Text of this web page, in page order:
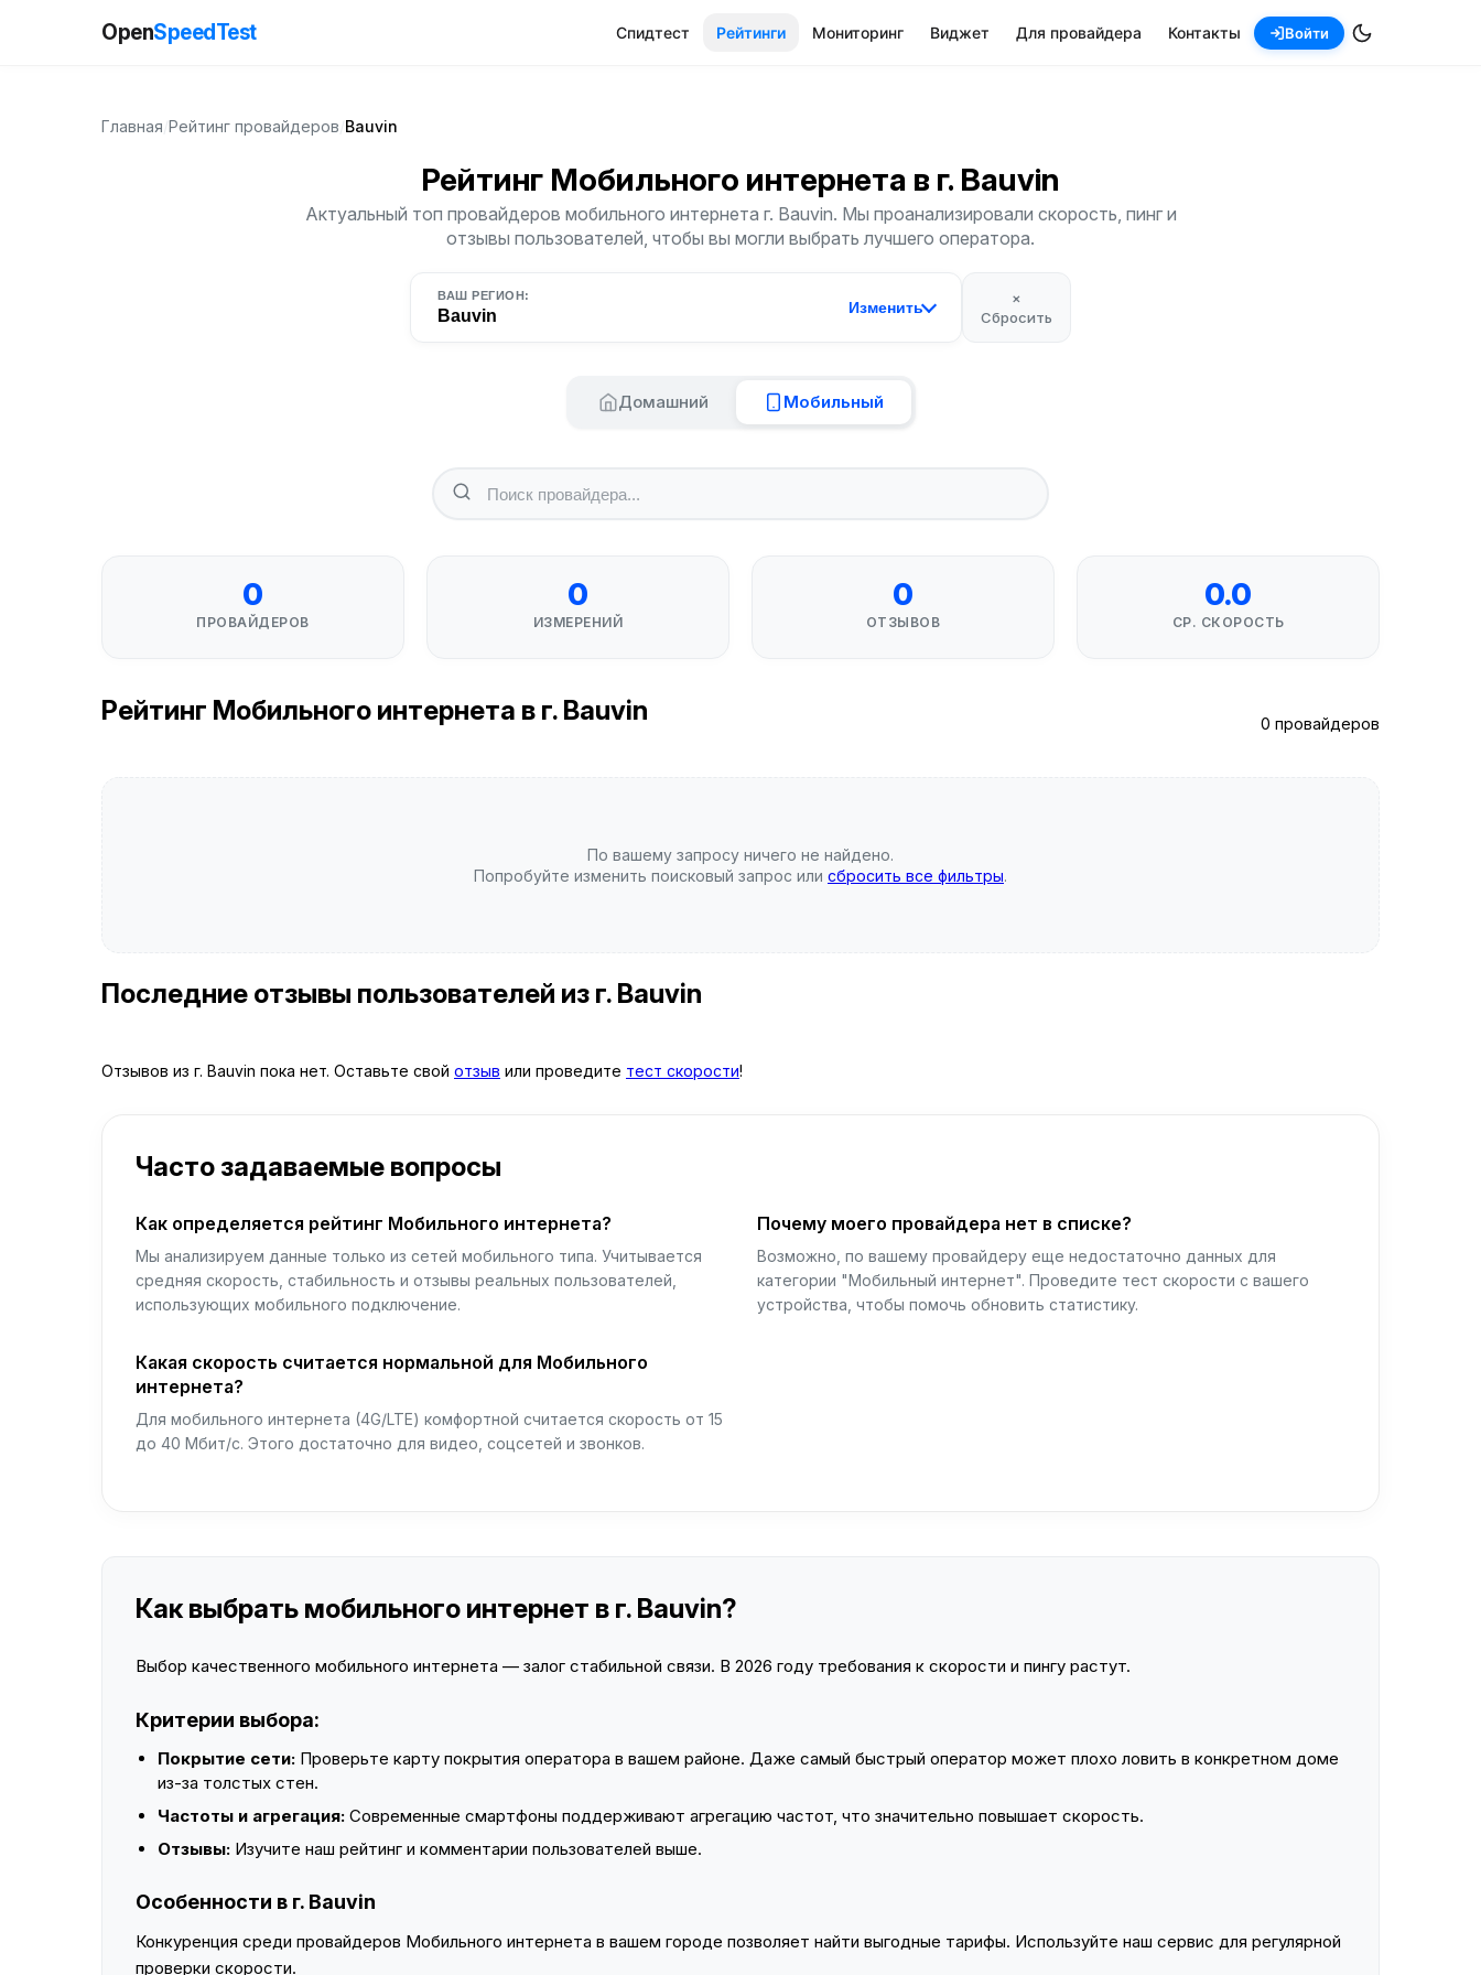
OpenSpeedTest Спидтест Рейтинги Мониторинг Виджет Для провайдера Контакты Войти
Главная Рейтинг провайдеров Bauvin
Рейтинг Мобильного интернета в г. Bauvin
Актуальный топ провайдеров мобильного интернета г. Bauvin. Мы проанализировали скорость, пинг и
отзывы пользователей, чтобы вы могли выбрать лучшего оператора.
ВАШ РЕГИОН:
Bauvin Изменить
×
Сбросить
Домашний Мобильный
0
ПРОВАЙДЕРОВ
0
ИЗМЕРЕНИЙ
0
ОТЗЫВОВ
0.0
СР. СКОРОСТЬ
Рейтинг Мобильного интернета в г. Bauvin 0 провайдеров
По вашему запросу ничего не найдено.
Попробуйте изменить поисковый запрос или сбросить все фильтры.
Последние отзывы пользователей из г. Bauvin
Отзывов из г. Bauvin пока нет. Оставьте свой отзыв или проведите тест скорости!
Часто задаваемые вопросы
Как определяется рейтинг Мобильного интернета?
Мы анализируем данные только из сетей мобильного типа. Учитывается
средняя скорость, стабильность и отзывы реальных пользователей,
использующих мобильного подключение.
Почему моего провайдера нет в списке?
Возможно, по вашему провайдеру еще недостаточно данных для
категории "Мобильный интернет". Проведите тест скорости с вашего
устройства, чтобы помочь обновить статистику.
Какая скорость считается нормальной для Мобильного
интернета?
Для мобильного интернета (4G/LTE) комфортной считается скорость от 15
до 40 Мбит/с. Этого достаточно для видео, соцсетей и звонков.
Как выбрать мобильного интернет в г. Bauvin?
Выбор качественного мобильного интернета — залог стабильной связи. В 2026 году требования к скорости и пингу растут.
Критерии выбора:
Покрытие сети: Проверьте карту покрытия оператора в вашем районе. Даже самый быстрый оператор может плохо ловить в конкретном доме
из-за толстых стен.
Частоты и агрегация: Современные смартфоны поддерживают агрегацию частот, что значительно повышает скорость.
Отзывы: Изучите наш рейтинг и комментарии пользователей выше.
Особенности в г. Bauvin
Конкуренция среди провайдеров Мобильного интернета в вашем городе позволяет найти выгодные тарифы. Используйте наш сервис для регулярной
проверки скорости.